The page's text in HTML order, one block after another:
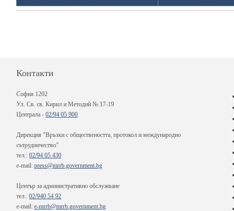
Контакти
София 1202
Ул. Св. св. Кирил и Методий № 17-19
Централа - 02/94 05 900
Дирекция "Връзки с обществеността, протокол и международно
сътрудничество"
тел.: 02/94 05 430
e-mail: press@mrrb.government.bg
Център за административно обслужване
тел.: 02/940 54 92
e-mail: e-mrrb@mrrb.government.bg